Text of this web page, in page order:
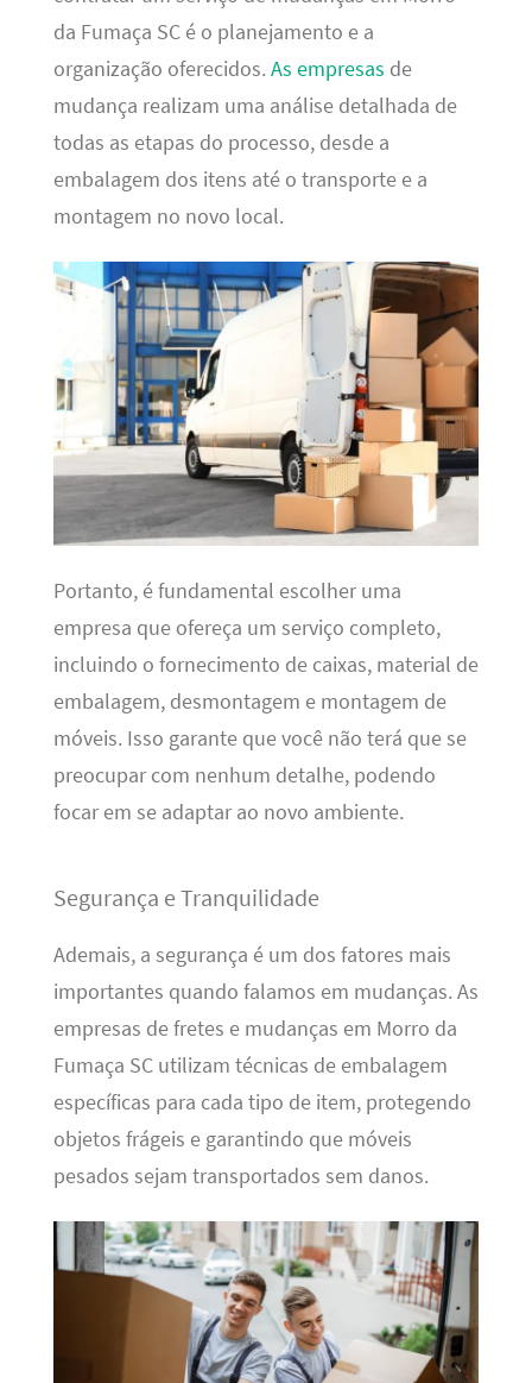
da Fumaça SC é o planejamento e a
organização oferecidos. As empresas de
mudança realizam uma análise detalhada de
todas as etapas do processo, desde a
embalagem dos itens até o transporte e a
montagem no novo local.
Portanto, é fundamental escolher uma
empresa que ofereça um serviço completo,
incluindo o fornecimento de caixas, material de
embalagem, desmontagem e montagem de
móveis. Isso garante que você não terá que se
preocupar com nenhum detalhe, podendo
focar em se adaptar ao novo ambiente.
Segurança e Tranquilidade
Ademais, a segurança é um dos fatores mais
importantes quando falamos em mudanças. As
empresas de fretes e mudanças em Morro da
Fumaça SC utilizam técnicas de embalagem
específicas para cada tipo de item, protegendo
objetos frágeis e garantindo que móveis
pesados sejam transportados sem danos.